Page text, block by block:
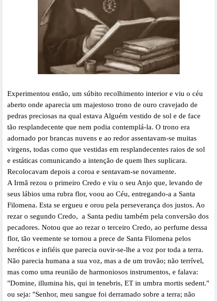
Experimentou então, um súbito recolhimento interior e viu o céu
aberto onde aparecia um majestoso trono de ouro cravejado de
pedras preciosas na qual estava Alguém vestido de sol e de face
tão resplandecente que nem podia contemplá-la. O trono era
adornado por brancas nuvens e ao redor assentavam-se muitas
virgens, todas como que vestidas em resplandecentes raios de sol
e estáticas comunicando a intenção de quem lhes suplicara.
Recolocavam depois a coroa e sentavam-se novamente.
A Irmã rezou o primeiro Credo e viu o seu Anjo que, levando de
seus lábios uma rubra flor, voou ao Céu, entregando-a a Santa
Filomena. Esta se ergueu e orou pela perseverança dos justos. Ao
rezar o segundo Credo, a Santa pediu também pela conversão dos
pecadores. Notou que ao rezar o terceiro Credo, ao perfume dessa
flor, tão veemente se tornou a prece de Santa Filomena pelos
heréticos e infiéis que parecia ouvir-se-lhe a voz por toda a terra.
Não parecia humana a sua voz, mas a de um trovão; não terrível,
mas como uma reunião de harmoniosos instrumentos, e falava:
"Domine, illumina his, qui in tenebris, ET in umbra mortis sedent."
ou seja: "Senhor, meu sangue foi derramado sobre a terra; não